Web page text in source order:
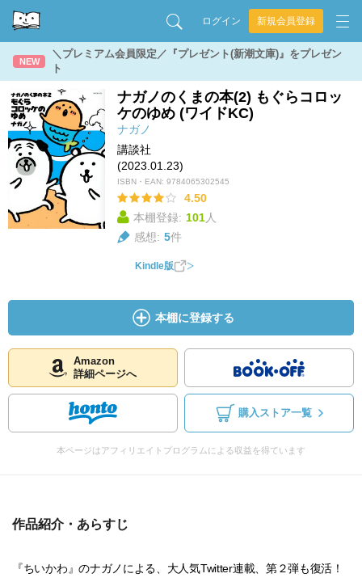
ログイン 新規会員登録
NEW
＼プレミアム会員限定／『プレゼント(新潮文庫)』をプレゼン
ト
ナガノのくまの本(2) もぐらコロッ
ケのゆめ (ワイドKC)
ナガノ
講談社
(2023.01.23)
ISBN・EAN: 9784065302545
4.50
本棚登録: 101人
感想: 5件
Kindle版
本棚に登録する
Amazon
詳細ページへ
購入ストア一覧
本ページはアフィリエイトプログラムによる収益を得ています
作品紹介・あらすじ
『ちいかわ』のナガノによる、大人気Twitter連載、第２弾も復活！